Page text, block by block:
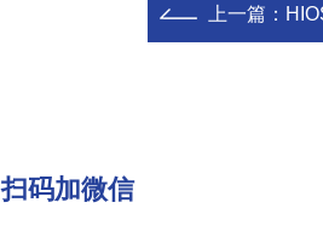
上一篇：
扫码加微信